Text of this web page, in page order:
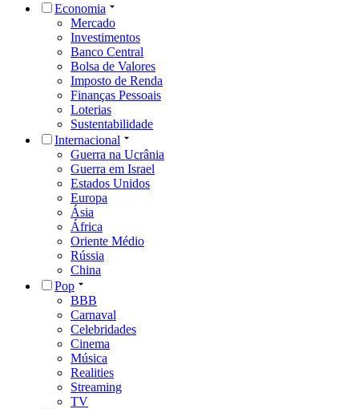
Economia
Mercado
Investimentos
Banco Central
Bolsa de Valores
Imposto de Renda
Finanças Pessoais
Loterias
Sustentabilidade
Internacional
Guerra na Ucrânia
Guerra em Israel
Estados Unidos
Europa
Ásia
África
Oriente Médio
Rússia
China
Pop
BBB
Carnaval
Celebridades
Cinema
Música
Realities
Streaming
TV